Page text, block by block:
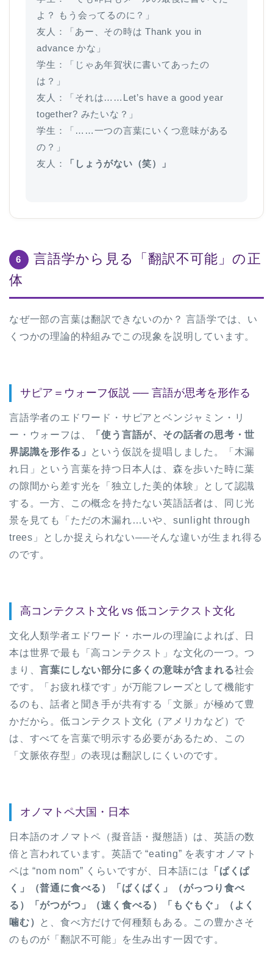
よ？ もう会ってるのに？」
友人：「あー、その時は Thank you in
advance かな」
学生：「じゃあ年賀状に書いてあったの
は？」
友人：「それは……Let’s have a good year
together? みたいな？」
学生：「……一つの言葉にいくつ意味がある
の？」
友人：
「しょうがない（笑）」
6
言語学から見る「翻訳不可能」の正
体
なぜ一部の言葉は翻訳できないのか？ 言語学では、い
くつかの理論的枠組みでこの現象を説明しています。
サピア＝ウォーフ仮説 ── 言語が思考を形作る
言語学者のエドワード・サピアとベンジャミン・リ
ー・ウォーフは、
「使う言語が、その話者の思考・世
界認識を形作る」
という仮説を提唱しました。「木漏
れ日」という言葉を持つ日本人は、森を歩いた時に葉
の隙間から差す光を「独立した美的体験」として認識
する。一方、この概念を持たない英語話者は、同じ光
景を見ても「ただの木漏れ…いや、sunlight through
trees」としか捉えられない──そんな違いが生まれ得る
のです。
高コンテクスト文化 vs 低コンテクスト文化
文化人類学者エドワード・ホールの理論によれば、日
本は世界で最も「高コンテクスト」な文化の一つ。つ
まり、言葉にしない部分に多くの意味が含まれる社会
です。「お疲れ様です」が万能フレーズとして機能す
るのも、話者と聞き手が共有する「文脈」が極めて豊
かだから。低コンテクスト文化（アメリカなど）で
は、すべてを言葉で明示する必要があるため、この
「文脈依存型」の表現は翻訳しにくいのです。
オノマトペ大国・日本
日本語のオノマトペ（擬音語・擬態語）は、英語の数
倍と言われています。英語で “eating” を表すオノマト
ペは “nom nom” くらいですが、日本語には
「ぱくぱ
く」（普通に食べる）「ばくばく」（がっつり食べ
る）「がつがつ」（速く食べる）「もぐもぐ」（よく
噛む）
と、食べ方だけで何種類もある。この豊かさそ
のものが「翻訳不可能」を生み出す一因です。